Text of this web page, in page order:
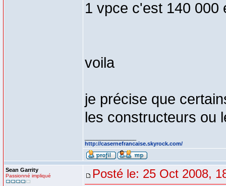
1 vpce c'est 140 000
voila
je précise que
les constructeurs ou
http://casernefrancaise.skyrock.com/
Sean Garrity
Passionné impliqué Posté le: 25 Oct 2008,